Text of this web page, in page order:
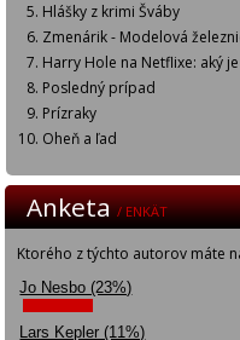
Hlášky z krimi Šváby
Zmenárik - Modelová
Harry Hole na Netflixe: aký
Posledný prípad
Prízraky
Oheň a ľad
Anketa/ ENKÄT
Ktorého z týchto autorov máte
Jo Nesbo (23%)
Lars Kepler (11%)